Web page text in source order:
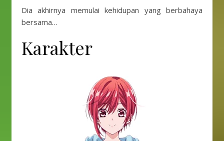
Dia akhirnya memulai kehidupan yang berbahaya
bersama…
Karakter